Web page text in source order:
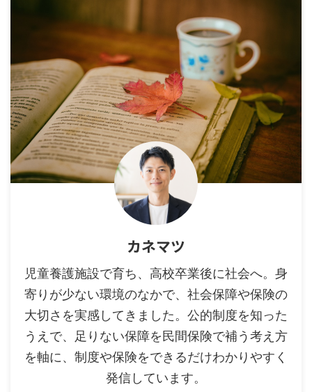
カネマツ
児童養護施設で育ち、高校卒業後に社会へ。身
寄りが少ない環境のなかで、社会保障や保険の
大切さを実感してきました。公的制度を知った
うえで、足りない保障を民間保険で補う考え方
を軸に、制度や保険をできるだけわかりやすく
発信しています。